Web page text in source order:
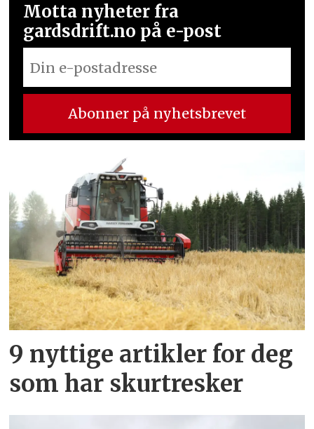
Motta nyheter fra
gardsdrift.no på e-post
9 nyttige artikler for deg
som har skurtresker